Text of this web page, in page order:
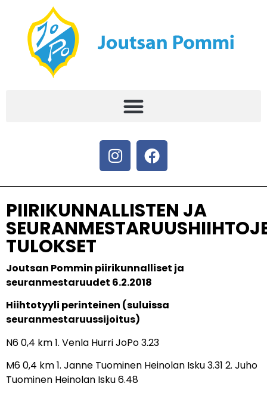
PIIRIKUNNALLISTEN JA
TULOKSET
Joutsan Pommin piirikunnalliset ja
seuranmestaruudet 6.2.2018
Hiihtotyyli perinteinen (suluissa
seuranmestaruussijoitus)
N6 0,4 km 1. Venla Hurri JoPo 3.23
M6 0,4 km 1. Janne Tuominen Heinolan Isku 3.31 2. Juho
Tuominen Heinolan Isku 6.48